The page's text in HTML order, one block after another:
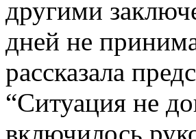
другими
дней не
рассказала
“Ситуация не
включилось